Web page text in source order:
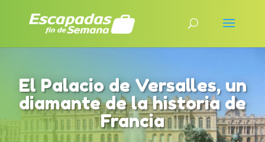
El Palacio de Versalles, un
diamante de la historia de
Francia